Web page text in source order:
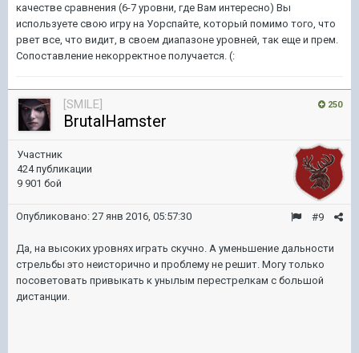
качестве сравнения (6-7 уровни, где Вам интересно) Вы
используете свою игру на Уорспайте, который помимо того, что
рвет все, что видит, в своем диапазоне уровней, так еще и прем.
Сопоставление некорректное получается. (:
250
[SMILE]
BrutalHamster
Участник
424 публикации
9 901 бой
#9
Опубликовано: 27 янв 2016, 05:57:30
Да, на высоких уровнях играть скучно. А уменьшение дальности
стрельбы это неисторично и проблему не решит. Могу только
посоветовать привыкать к унылым перестрелкам с большой
дистанции.